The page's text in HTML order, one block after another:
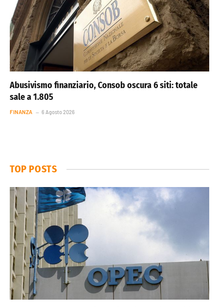
Abusivismo finanziario, Consob oscura 6 siti: totale
sale a 1.805
FINANZA 6 Agosto 2026
TOP POSTS